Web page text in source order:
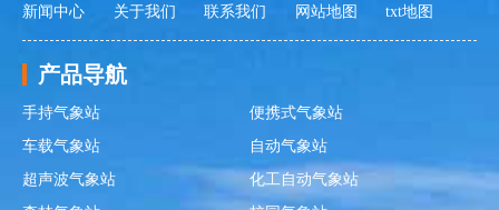
新闻中心
关于我们 联系我们 网站地图 txt地图
产品导航
手持气象站
便携式气象站
车载气象站
自动气象站
超声波气象站
化工自动气象站